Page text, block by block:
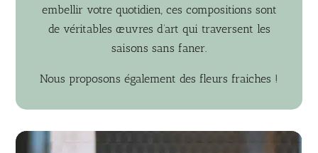
embellir votre quotidien, ces compositions sont
de véritables œuvres d’art qui traversent les
saisons sans faner.
Nous proposons également des fleurs fraiches !